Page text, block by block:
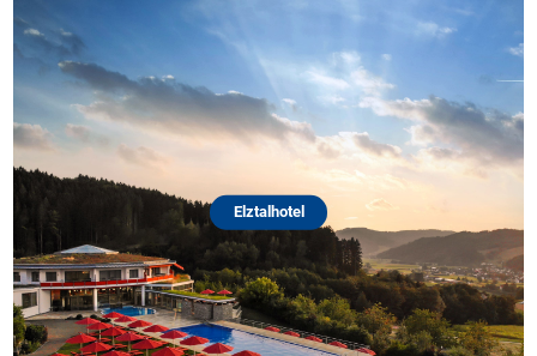
Elztalhotel